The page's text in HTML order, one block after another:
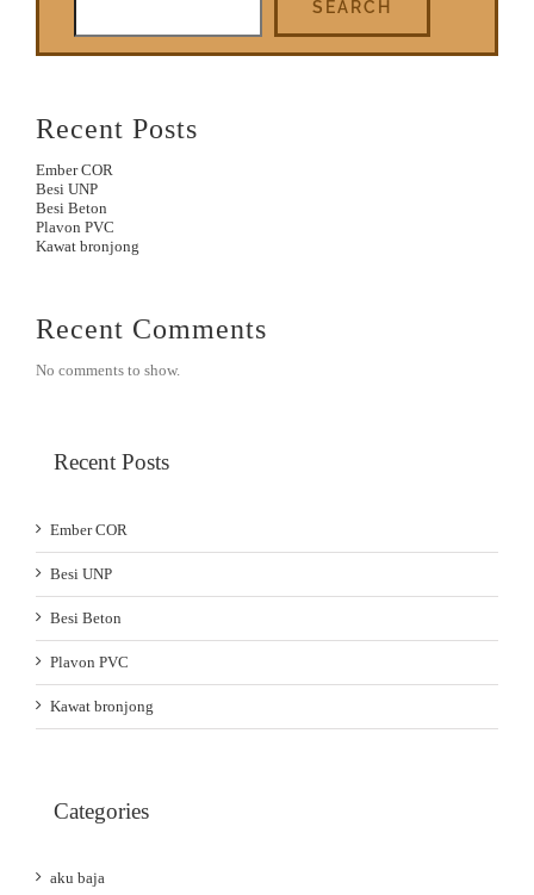
SEARCH
Recent Posts
Ember COR
Besi UNP
Besi Beton
Plavon PVC
Kawat bronjong
Recent Comments
No comments to show.
Recent Posts
Ember COR
Besi UNP
Besi Beton
Plavon PVC
Kawat bronjong
Categories
aku baja